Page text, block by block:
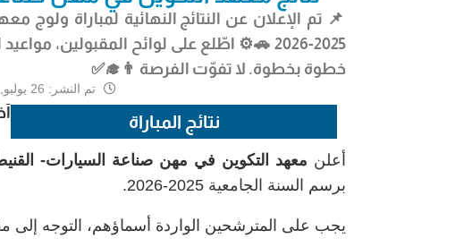
📌 تم الإعلان عن النتائج النهائية لمباراة
2025-2026
🚗⚙️ اطّلع على لوائح المقبولين،
خطوة بخطوة. لا تفوّت الفرصة 👨‍🎓✅
تم النشر:
نتائج المباراة
أعلن معهد التكوين في مهن صناعة السيارات-
برسم السنة الجامعية 2025-2026.
يجب على المترشحين الواردة أسماؤهم، التوجه إلى مقر